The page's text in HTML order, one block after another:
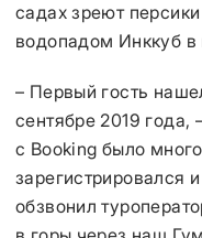
садах зреют
водопадом Инккуб в
– Первый гость
сентябре 2019
с Booking было
зарегистрировался
обзвонил